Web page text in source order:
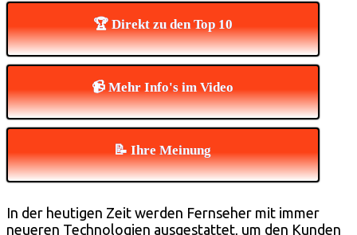
🏆 Direkt zu den Top 10
📹 Mehr Info's im Video
📝 Ihre Meinung
In der heutigen Zeit werden Fernseher mit immer
neueren Technologien ausgestattet, um den Kunden